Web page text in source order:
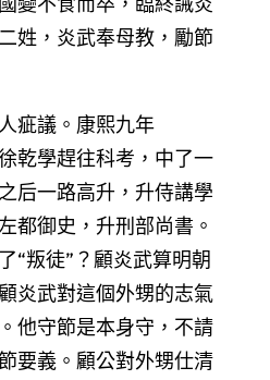
姓，炎武奉母教，勵節
疵議。康熙九年
乾學趕往科考，中了一
后一路高升，升侍講學
都御史，升刑部尚書。
“叛徒”？顧炎武算明朝
炎武對這個外甥的志氣
他守節是本身守，不請
要義。顧公對外甥仕清